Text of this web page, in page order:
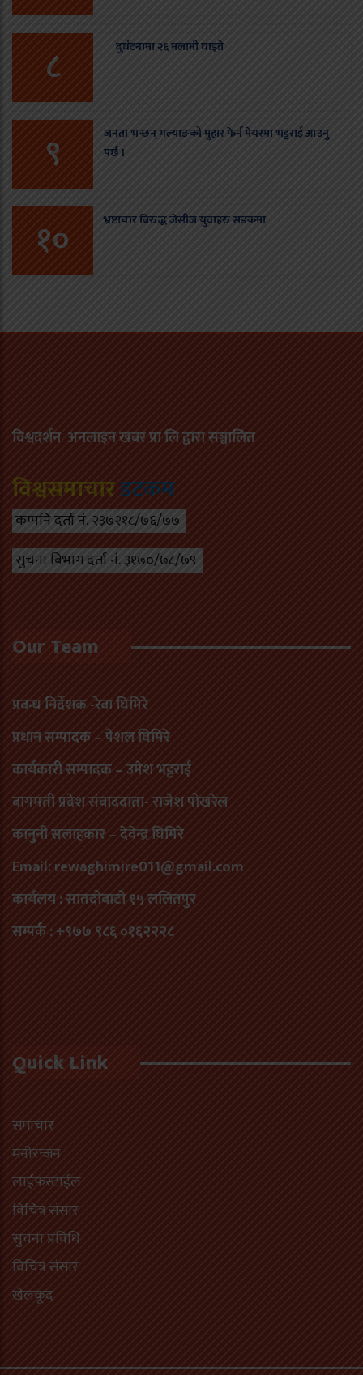
८ दुर्घटनामा २६ मलामी घाइते
९
जनता भन्छन् गल्याङको मुहार फेर्न मेयरमा भट्टराई आउनु
पर्छ ।
१० भ्रष्टाचार बिरुद्ध जेसीज युवाहरु सडकमा
विश्वदर्शन अनलाइन खबर प्रा लि द्वारा सञ्चालित
विश्वसमाचारडटकम
कम्पनि दर्ता नं. २३७२१८/७६/७७
सुचना बिभाग दर्ता नं. ३१७०/७८/७९
Our Team
प्रवन्ध निर्देशक -रेवा घिमिरे
प्रधान सम्पादक – पेशल घिमिरे
कार्यकारी सम्पादक – उमेश भट्टराई
बागमती प्रदेश संवाददाता- राजेश पोखरेल
कानुनी सलाहकार – देवेन्द्र घिमिरे
Email: rewaghimire011@gmail.com
कार्यलय : सातदोबाटो १५ ललितपुर
सम्पर्क : +९७७ ९८६ ०१६२२२८
Quick Link
समाचार
मनोरन्जन
लाईफस्टाईल
विचित्र संसार
सुचना प्रविधि
विचित्र संसार
खेलकूद